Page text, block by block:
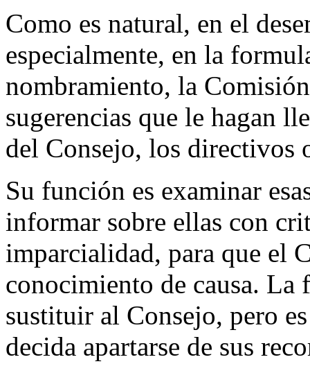
Como es natural, en el
especialmente, en la
nombramiento, la
sugerencias que le hagan
del Consejo, los directivos
Su función es examinar
informar sobre ellas con
imparcialidad, para que el
conocimiento de causa.
sustituir al Consejo, pero
decida apartarse de sus